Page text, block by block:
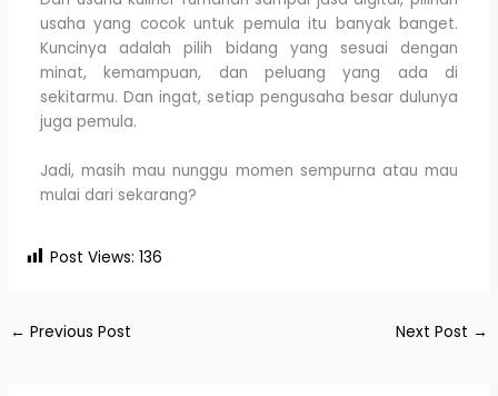
usaha yang cocok untuk pemula itu banyak banget.
Kuncinya adalah pilih bidang yang sesuai dengan
minat, kemampuan, dan peluang yang ada di
sekitarmu. Dan ingat, setiap pengusaha besar dulunya
juga pemula.
Jadi, masih mau nunggu momen sempurna atau mau
mulai dari sekarang?
Post Views: 136
← Previous Post Next Post →